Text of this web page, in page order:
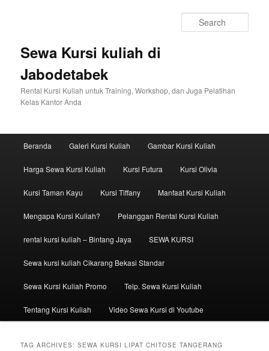
Sewa Kursi kuliah di
Jabodetabek
Rental Kursi Kuliah untuk Training, Workshop, dan Juga Pelatihan
Kelas Kantor Anda
Skip to primary content
Skip to secondary content
Beranda Galeri Kursi Kuliah Gambar Kursi Kuliah
Harga Sewa Kursi Kuliah Kursi Futura Kursi Olivia
Kursi Taman Kayu Kursi Tiffany Manfaat Kursi Kuliah
Mengapa Kursi Kuliah? Pelanggan Rental Kursi Kuliah
rental kursi kuliah – Bintang Jaya SEWA KURSI
Sewa kursi kuliah Cikarang Bekasi Standar
Sewa Kursi Kuliah Promo Telp. Sewa Kursi Kuliah
Tentang Kursi Kuliah Video Sewa Kursi di Youtube
TAG ARCHIVES:SEWA KURSI LIPAT CHITOSE TANGERANG